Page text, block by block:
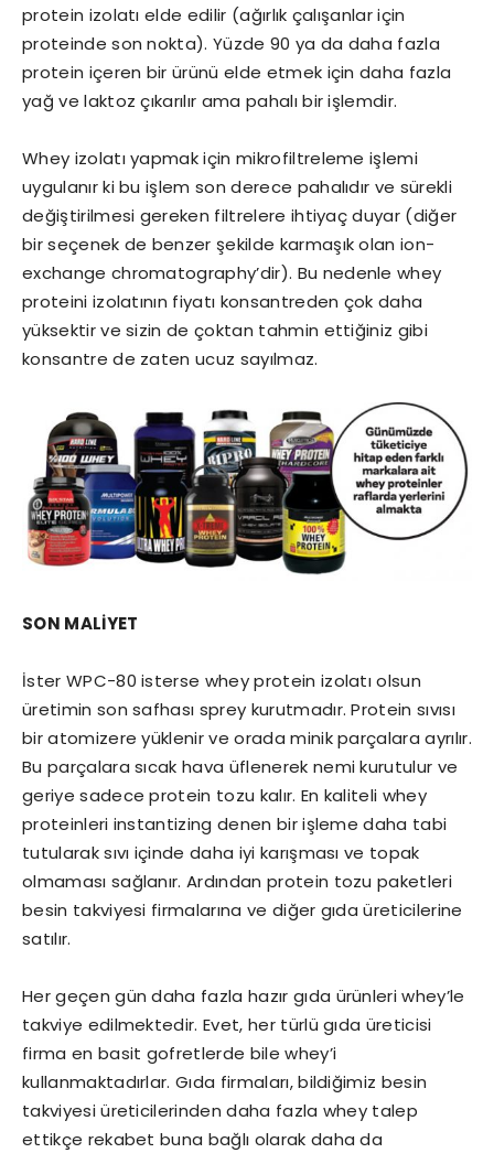
protein izolatı elde edilir (ağırlık çalışanlar için
proteinde son nokta). Yüzde 90 ya da daha fazla
protein içeren bir ürünü elde etmek için daha fazla
yağ ve laktoz çıkarılır ama pahalı bir işlemdir.
Whey izolatı yapmak için mikrofiltreleme işlemi
uygulanır ki bu işlem son derece pahalıdır ve sürekli
değiştirilmesi gereken filtrelere ihtiyaç duyar (diğer
bir seçenek de benzer şekilde karmaşık olan ion-
exchange chromatography’dir). Bu nedenle whey
proteini izolatının fiyatı konsantreden çok daha
yüksektir ve sizin de çoktan tahmin ettiğiniz gibi
konsantre de zaten ucuz sayılmaz.
SON MALİYET
İster WPC-80 isterse whey protein izolatı olsun
üretimin son safhası sprey kurutmadır. Protein sıvısı
bir atomizere yüklenir ve orada minik parçalara ayrılır.
Bu parçalara sıcak hava üflenerek nemi kurutulur ve
geriye sadece protein tozu kalır. En kaliteli whey
proteinleri instantizing denen bir işleme daha tabi
tutularak sıvı içinde daha iyi karışması ve topak
olmaması sağlanır. Ardından protein tozu paketleri
besin takviyesi firmalarına ve diğer gıda üreticilerine
satılır.
Her geçen gün daha fazla hazır gıda ürünleri whey’le
takviye edilmektedir. Evet, her türlü gıda üreticisi
firma en basit gofretlerde bile whey’i
kullanmaktadırlar. Gıda firmaları, bildiğimiz besin
takviyesi üreticilerinden daha fazla whey talep
ettikçe rekabet buna bağlı olarak daha da